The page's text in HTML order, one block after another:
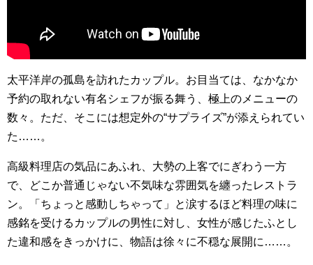
太平洋岸の孤島を訪れたカップル。お目当ては、なかなか
予約の取れない有名シェフが振る舞う、極上のメニューの
数々。ただ、そこには想定外の“サプライズ”が添えられてい
た……。
高級料理店の気品にあふれ、大勢の上客でにぎわう一方
で、どこか普通じゃない不気味な雰囲気を纏ったレストラ
ン。「ちょっと感動しちゃって」と涙するほど料理の味に
感銘を受けるカップルの男性に対し、女性が感じたふとし
た違和感をきっかけに、物語は徐々に不穏な展開に……。